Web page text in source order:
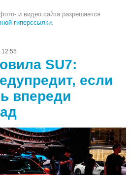
и видео сайта разрешается
гиперссылки
12:55
SU7:
если
впереди